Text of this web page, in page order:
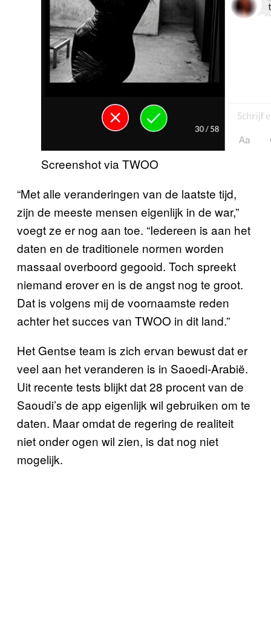
Screenshot via TWOO
“Met alle veranderingen van de laatste tijd,
zijn de meeste mensen eigenlijk in de war,”
voegt ze er nog aan toe. “Iedereen is aan het
daten en de traditionele normen worden
massaal overboord gegooid. Toch spreekt
niemand erover en is de angst nog te groot.
Dat is volgens mij de voornaamste reden
achter het succes van TWOO in dit land.”
Het Gentse team is zich ervan bewust dat er
veel aan het veranderen is in Saoedi-Arabië.
Uit recente tests blijkt dat 28 procent van de
Saoudi’s de app eigenlijk wil gebruiken om te
daten. Maar omdat de regering de realiteit
niet onder ogen wil zien, is dat nog niet
mogelijk.